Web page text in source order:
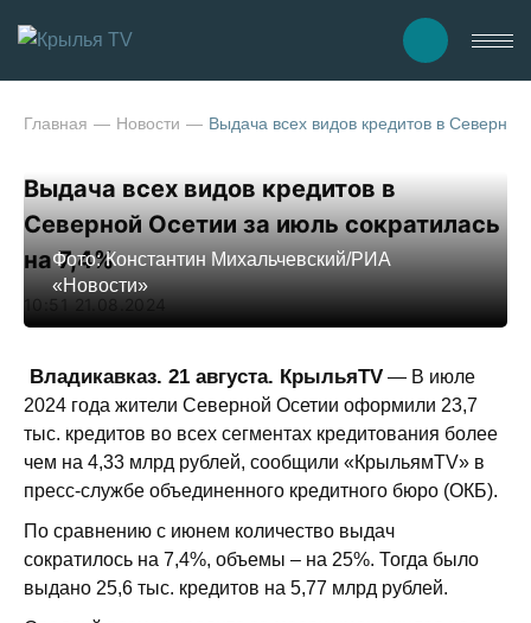
Главная Новости Выдача всех видов кредитов в
Выдача всех видов кредитов в
Северной Осетии за июль сократилась
на 7,4%
10:51 21.08.2024
Фото: Константин Михальчевский/РИА
«Новости»
Владикавказ. 21 августа. КрыльяTV — В июле
2024 года жители Северной Осетии оформили 23,7
тыс. кредитов во всех сегментах кредитования более
чем на 4,33 млрд рублей, сообщили «КрыльямTV» в
пресс-службе объединенного кредитного бюро (ОКБ).
По сравнению с июнем количество выдач
сократилось на 7,4%, объемы – на 25%. Тогда было
выдано 25,6 тыс. кредитов на 5,77 млрд рублей.